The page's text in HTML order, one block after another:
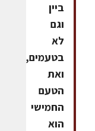
ביין
וגם
לא
בטעמים,
ואת
הטעם
החמישי
הוא